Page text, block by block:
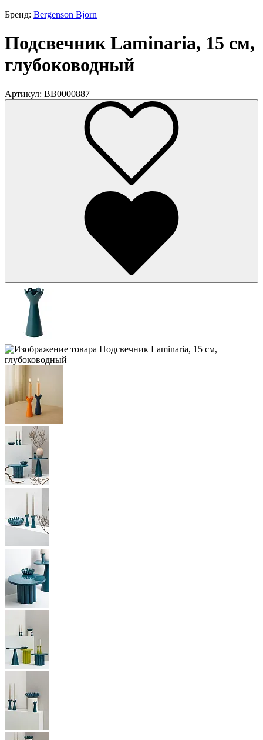
Бренд: Bergenson Bjorn
Подсвечник Laminaria, 15 см,
глубоководный
Артикул: BB0000887